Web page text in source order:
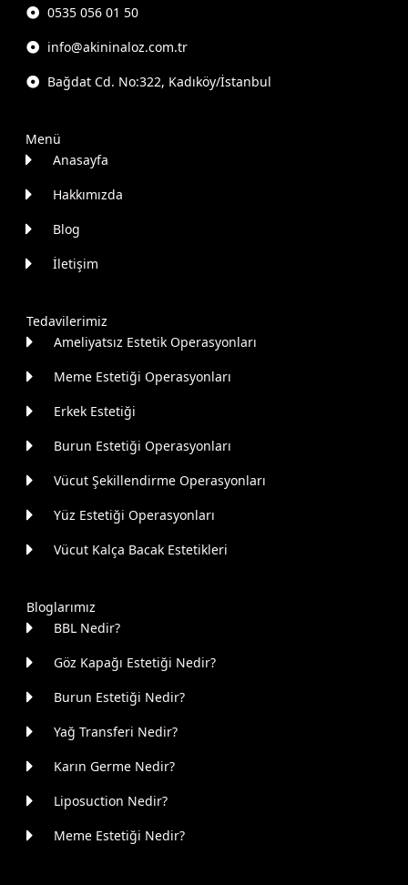
0535 056 01 50
info@akininaloz.com.tr
Bağdat Cd. No:322, Kadıköy/İstanbul
Menü
Anasayfa
Hakkımızda
Blog
İletişim
Tedavilerimiz
Ameliyatsız Estetik Operasyonları
Meme Estetiği Operasyonları
Erkek Estetiği
Burun Estetiği Operasyonları
Vücut Şekillendirme Operasyonları
Yüz Estetiği Operasyonları
Vücut Kalça Bacak Estetikleri
Bloglarımız
BBL Nedir?
Göz Kapağı Estetiği Nedir?
Burun Estetiği Nedir?
Yağ Transferi Nedir?
Karın Germe Nedir?
Liposuction Nedir?
Meme Estetiği Nedir?